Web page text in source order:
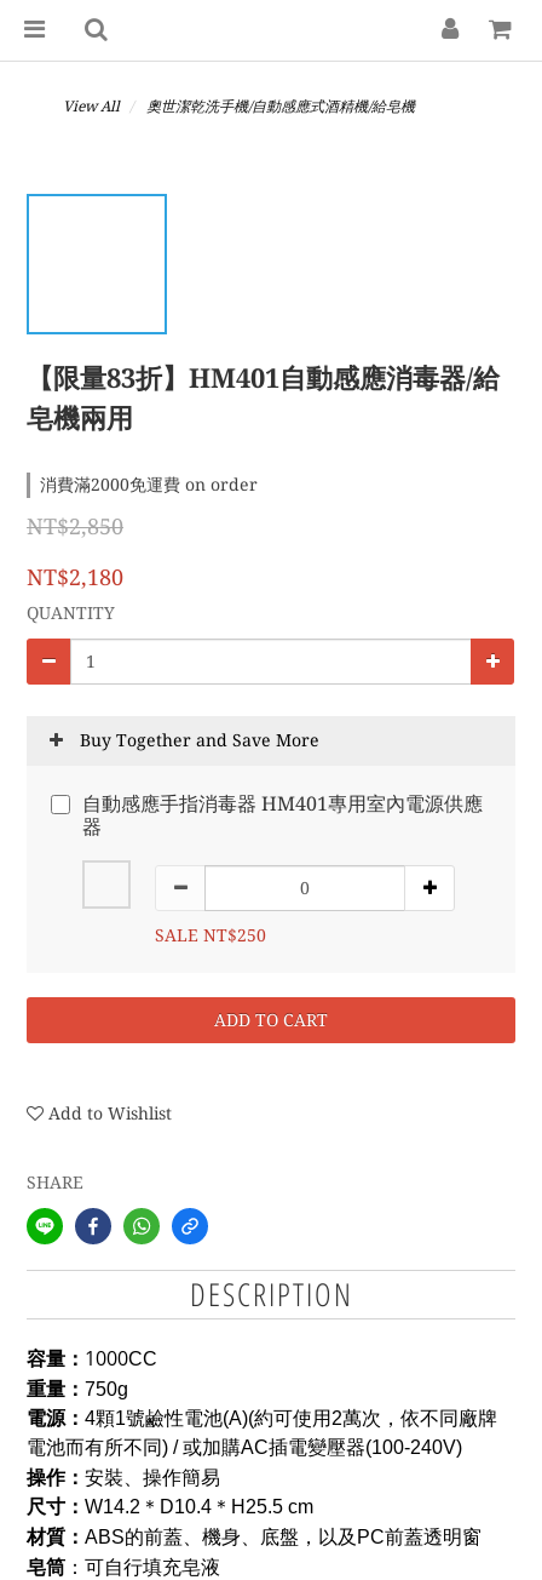
View All 奧世潔乾洗手機/自動感應式酒精機/給皂機
【限量83折】HM401自動感應消毒器/給
皂機兩用
消費滿2000免運費 on order
NT$2,850
NT$2,180
QUANTITY
Buy Together and Save More
自動感應手指消毒器 HM401專用室內電源供應
器
SALE NT$250
ADD TO CART
Add to Wishlist
SHARE
DESCRIPTION
容量： 1000CC
重量： 750g
電源： 4顆1號鹼性電池(A)(約可使用2萬次，依不同廠牌
電池而有所不同) / 或加購AC插電變壓器(100-240V)
操作： 安裝、 操作簡易
尺寸： W14.2＊D10.4＊H25.5 cm
材質： ABS的前蓋、機身、底盤，以及PC前蓋透明窗
皂筒 ：可自行填充皂液